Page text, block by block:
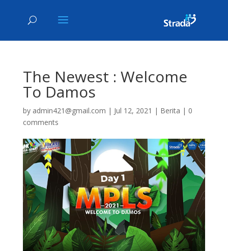
The Newest : Welcome
To Damos
by admin421@gmail.com | Jul 12, 2021 | Berita | 0
comments